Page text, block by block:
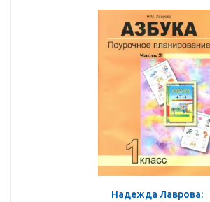
Надежда Лаврова: